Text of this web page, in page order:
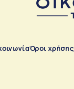
Όροι χρήσης